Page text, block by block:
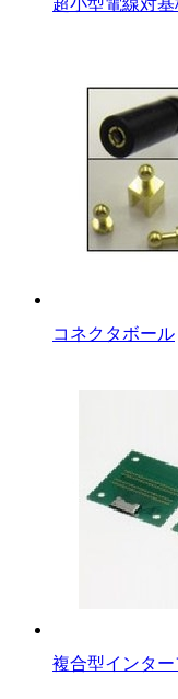
超小型電線対
コネクタボール
複合型インタ